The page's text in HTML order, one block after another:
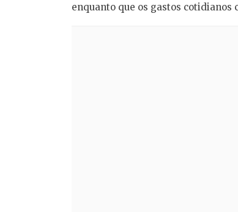
enquanto que os gastos cotidianos